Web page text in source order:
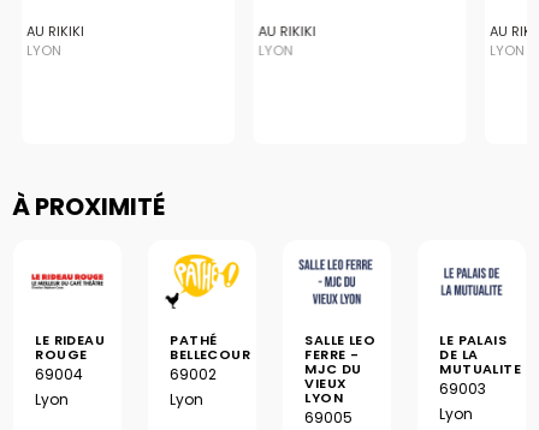
AU RIKIKI
LYON
AU RIKIKI
LYON
AU
LYON
À PROXIMITÉ
LE RIDEAU
ROUGE
69004
Lyon
PATHÉ
BELLECOUR
69002
Lyon
SALLE LEO
FERRE -
MJC DU
VIEUX
LYON
69005
LE PALAIS
DE LA
MUTUALITE
69003
Lyon